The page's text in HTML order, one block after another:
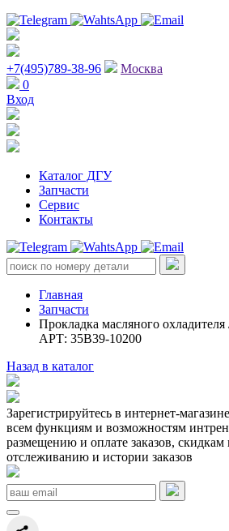
+7(495)789-38-96
Москва
0
Вход
Каталог ДГУ
Запчасти
Сервис
Контакты
Главная
Запчасти
Прокладка масляного
АРТ: 35B39-10200
Назад в каталог
Зарегистрируйтесь в интернет-
всем функциям и возможностям
размещению и оплате заказов,
отслеживанию и истории заказов